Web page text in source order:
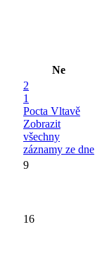
Ne
2
1
Pocta Vltavě
Zobrazit
všechny
záznamy ze dne
9
16